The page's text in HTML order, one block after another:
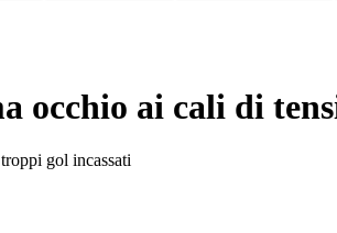
occhio ai cali di
gol incassati